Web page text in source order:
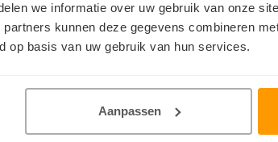
we informatie over uw gebruik van onze
kunnen deze gegevens combineren
op basis van uw gebruik van hun services.
Aanpassen
blokkwast)